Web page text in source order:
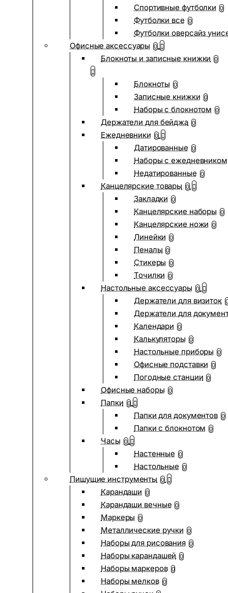
Спортивные футболки 0
Футболки все 0
Футболки оверсайз
Офисные аксессуары 0
Блокноты и записные книжки 0
Блокноты 0
Записные книжки 0
Наборы с блокнотом 0
Держатели для бейджа 0
Ежедневники 0
Датированные 0
Наборы с ежедневником
Недатированные 0
Канцелярские товары 0
Закладки 0
Канцелярские наборы 0
Канцелярские ножи 0
Линейки 0
Пеналы 0
Стикеры 0
Точилки 0
Настольные аксессуары 0
Держатели для визиток
Держатели для
Календари 0
Калькуляторы 0
Настольные приборы 0
Офисные подставки 0
Погодные станции 0
Офисные наборы 0
Папки 0
Папки для документов 0
Папки с блокнотом 0
Часы 0
Настенные 0
Настольные 0
Пишущие инструменты 0
Карандаши 0
Карандаши вечные 0
Маркеры 0
Металлические ручки 0
Наборы для рисования 0
Наборы карандашей 0
Наборы маркеров 0
Наборы мелков 0